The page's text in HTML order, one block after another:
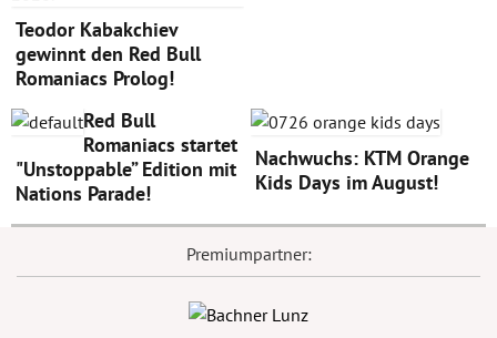
Teodor Kabakchiev
gewinnt den Red Bull
Romaniacs Prolog!
Red Bull
Romaniacs startet
"Unstoppable” Edition mit
Nations Parade!
Nachwuchs: KTM Orange
Kids Days im August!
Premiumpartner: